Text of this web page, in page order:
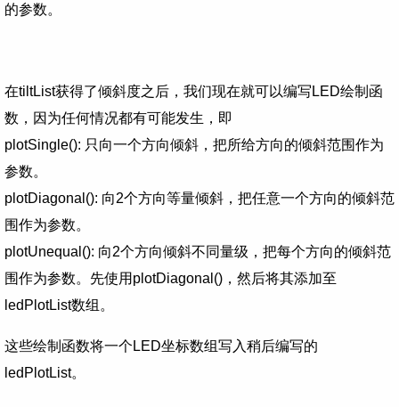
的参数。
在tiltList获得了倾斜度之后，我们现在就可以编写LED绘制函
数，因为任何情况都有可能发生，即
plotSingle(): 只向一个方向倾斜，把所给方向的倾斜范围作为
参数。
plotDiagonal(): 向2个方向等量倾斜，把任意一个方向的倾斜范
围作为参数。
plotUnequal(): 向2个方向倾斜不同量级，把每个方向的倾斜范
围作为参数。先使用plotDiagonal()，然后将其添加至
ledPlotList数组。
这些绘制函数将一个LED坐标数组写入稍后编写的
ledPlotList。